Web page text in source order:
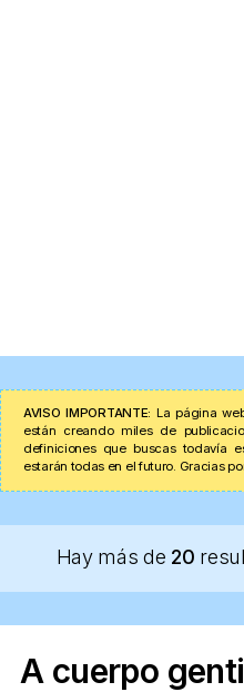
AVISO IMPORTANTE: La página
están creando miles de
definiciones que buscas todavía
estarán todas en el futuro. Gracias
Hay más de 20
A cuerpo